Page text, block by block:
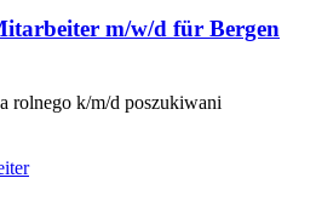
m/w/d für Bergen
rolnego k/m/d poszukiwani